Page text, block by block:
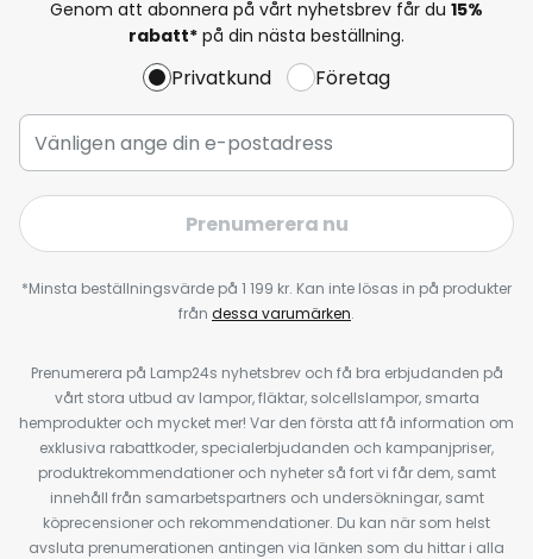
Genom att abonnera på vårt nyhetsbrev får du 15%
rabatt* på din nästa beställning.
Privatkund Företag
Prenumerera nu
*Minsta beställningsvärde på 1 199 kr. Kan inte lösas in på produkter
från dessa varumärken.
Prenumerera på Lamp24s nyhetsbrev och få bra erbjudanden på
vårt stora utbud av lampor, fläktar, solcellslampor, smarta
hemprodukter och mycket mer! Var den första att få information om
exklusiva rabattkoder, specialerbjudanden och kampanjpriser,
produktrekommendationer och nyheter så fort vi får dem, samt
innehåll från samarbetspartners och undersökningar, samt
köprecensioner och rekommendationer. Du kan när som helst
avsluta prenumerationen antingen via länken som du hittar i alla